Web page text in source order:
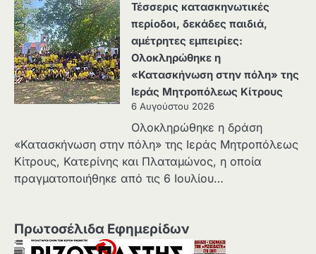
Τέσσερις κατασκηνωτικές
περίοδοι, δεκάδες παιδιά,
αμέτρητες εμπειρίες:
Ολοκληρώθηκε η
«Κατασκήνωση στην πόλη» της
Ιεράς Μητροπόλεως Κίτρους
6 Αυγούστου 2026
Ολοκληρώθηκε η δράση
«Κατασκήνωση στην πόλη» της Ιεράς Μητροπόλεως
Κίτρους, Κατερίνης και Πλαταμώνος, η οποία
πραγματοποιήθηκε από τις 6 Ιουλίου…
Πρωτοσέλιδα Εφημερίδων